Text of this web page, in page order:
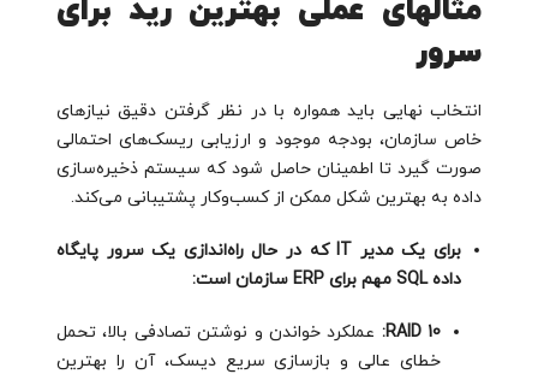
مثالهای عملی بهترین رید برای
سرور
انتخاب نهایی باید همواره با در نظر گرفتن دقیق نیازهای
خاص سازمان، بودجه موجود و ارزیابی ریسک‌های احتمالی
صورت گیرد تا اطمینان حاصل شود که سیستم ذخیره‌سازی
داده به بهترین شکل ممکن از کسب‌وکار پشتیبانی می‌کند.
برای یک مدیر IT که در حال راه‌اندازی یک سرور پایگاه
داده SQL مهم برای ERP سازمان است:
RAID 10: عملکرد خواندن و نوشتن تصادفی بالا، تحمل
خطای عالی و بازسازی سریع دیسک، آن را بهترین